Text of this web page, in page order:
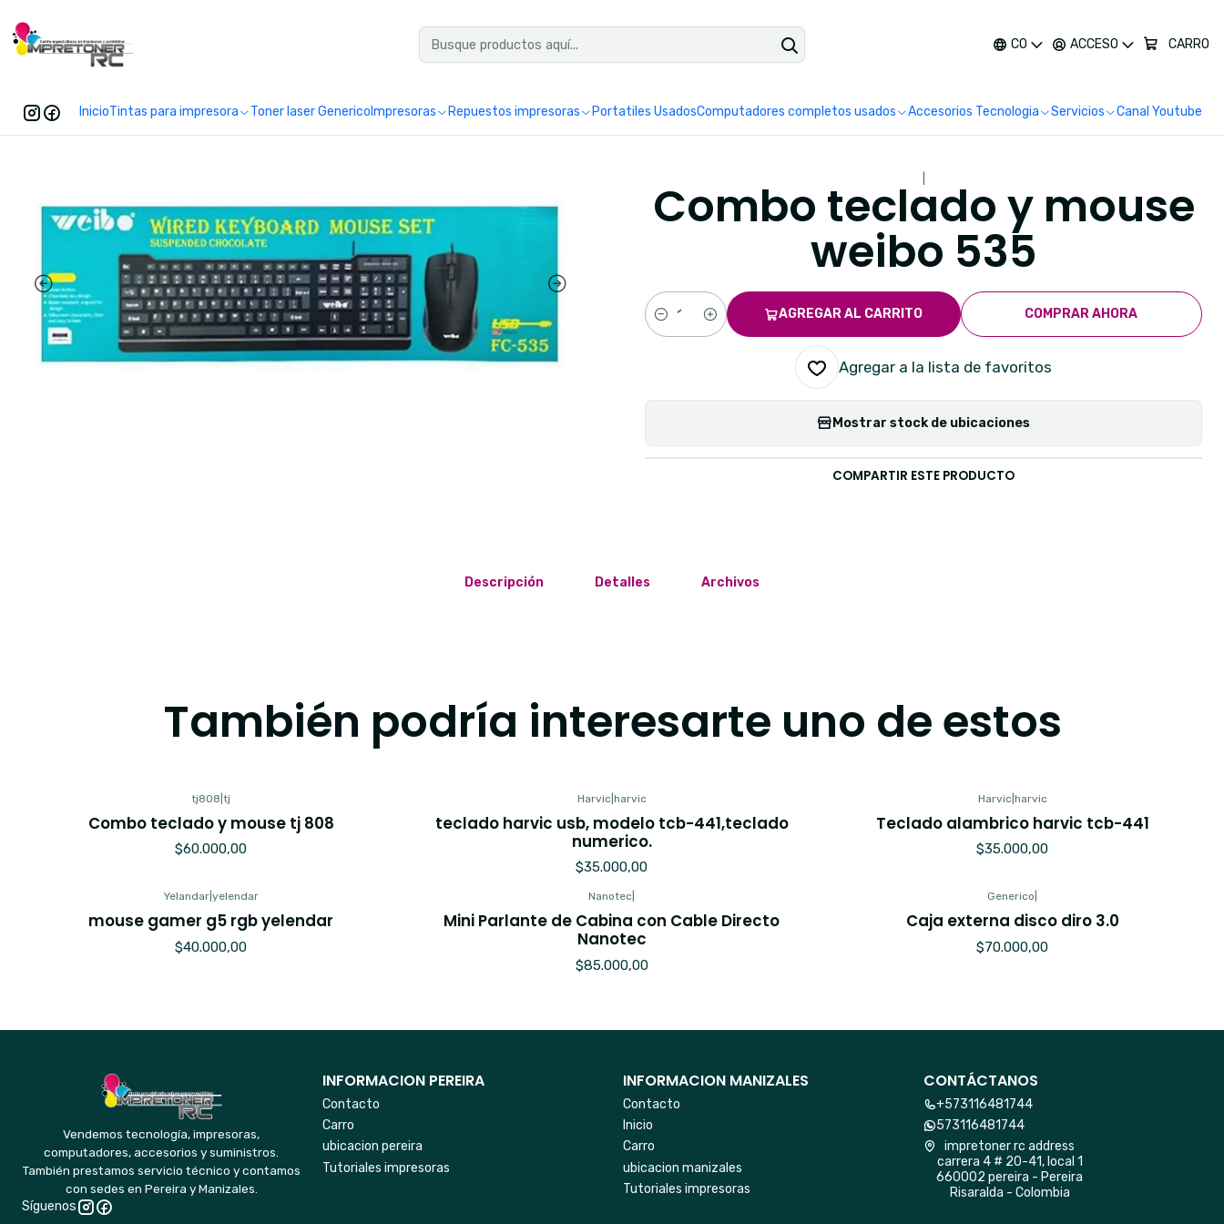
CO ACCESO CARRO
InicioTintas para impresora Toner laser Generico Impresoras Repuestos impresoras Portatiles UsadosComputadores completos usados Accesorios Tecnologia Servicios Canal Youtube
Combo teclado y mouse
weibo 535
Cantidad
AGREGAR AL CARRITO COMPRAR AHORA
Agregar a la lista de favoritos
Mostrar stock de ubicaciones
COMPARTIR ESTE PRODUCTO
Descripción Detalles Archivos
También podría interesarte uno de estos
tj808 |tj
Combo teclado y mouse tj 808
$60.000,00
Harvic| harvic
teclado harvic usb, modelo tcb-441,teclado
numerico.
$35.000,00
Harvic| harvic
Teclado alambrico harvic tcb-441
$35.000,00
Yelandar| yelendar
mouse gamer g5 rgb yelendar
$40.000,00
Nanotec
Mini Parlante de Cabina con Cable Directo
Nanotec
$85.000,00
Generico
Caja externa disco diro 3.0
$70.000,00
Vendemos tecnología, impresoras,
computadores, accesorios y suministros.
También prestamos servicio técnico y contamos
con sedes en Pereira y Manizales.
Síguenos
INFORMACION PEREIRA
Contacto
Carro
ubicacion pereira
Tutoriales impresoras
INFORMACION MANIZALES
Contacto
Inicio
Carro
ubicacion manizales
Tutoriales impresoras
CONTÁCTANOS
+573116481744
573116481744
impretoner rc address
carrera 4 # 20-41, local 1
660002 pereira - Pereira
Risaralda - Colombia